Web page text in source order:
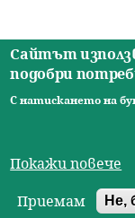
О
н
о
Начало
Сайтът
подобри
С натискането на
Покажи повече
Приемам
Не,